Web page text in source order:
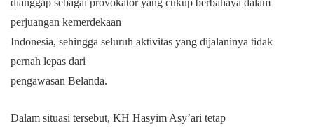
perjuangan kemerdekaan
Indonesia, sehingga seluruh aktivitas yang dijalaninya tidak
pernah lepas dari
pengawasan Belanda.
Dalam situasi tersebut, KH Hasyim Asy’ari tetap